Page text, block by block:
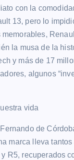
con la
13, pero lo
la musa de la
y más de 17
algunos
vida
de
marca lleva
R5, recuperados